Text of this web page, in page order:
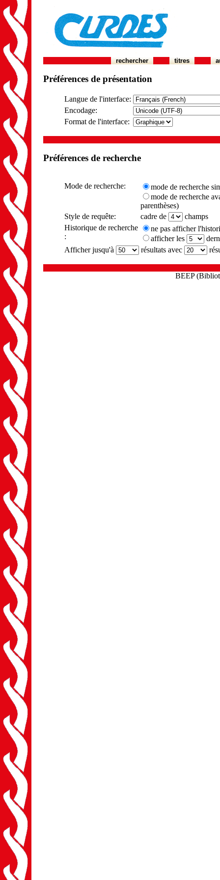
rechercher titres
Préférences de présentation
Langue de l'interface:
Encodage:
Format de l'interface:
Préférences de recherche
Mode de recherche:
mode de recherche
mode de recherche
parenthèses)
Style de requête:
cadre de
champs
Historique de recherche
:
ne pas afficher
afficher les
Afficher jusqu'à
résultats avec
BEEP